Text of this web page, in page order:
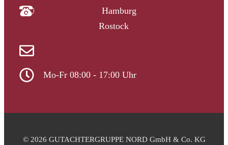
Hamburg
Rostock
Mo-Fr 08:00 - 17:00 Uhr
© 2026 GUTACHTERGRUPPE NORD GmbH & Co. KG